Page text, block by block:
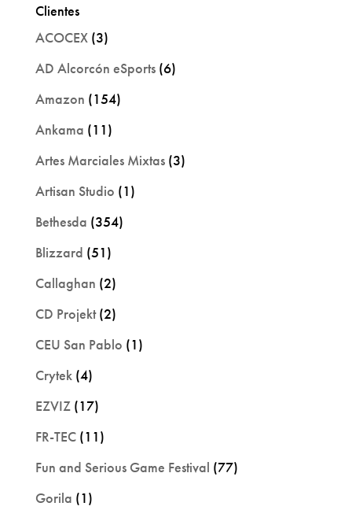
Clientes
ACOCEX(3)
AD Alcorcón eSports(6)
Amazon (154)
Ankama (11)
Artes Marciales Mixtas(3)
Artisan Studio (1)
Bethesda (354)
Blizzard (51)
Callaghan (2)
CD Projekt(2)
CEU San Pablo (1)
Crytek(4)
EZVIZ(17)
FR-TEC(11)
Fun and Serious Game Festival (77)
Gorila (1)